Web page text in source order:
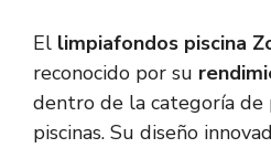
El limpiafondos piscina
reconocido por su
dentro de la categoría de
piscinas. Su diseño